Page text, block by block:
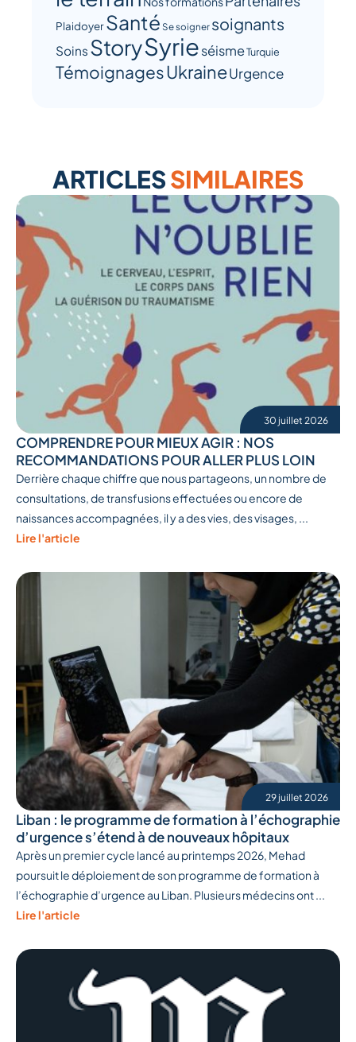
PlaidoyerSanté Se soigner soignants
Soins StorySyrieséismeTurquie
TémoignagesUkraineUrgence
ARTICLESSIMILAIRES
30 juillet 2026
COMPRENDRE POUR MIEUX AGIR : NOS
RECOMMANDATIONS POUR ALLER PLUS LOIN
Derrière chaque chiffre que nous partageons, un nombre de
consultations, de transfusions effectuées ou encore de
naissances accompagnées, il y a des vies, des visages, ...
Lire l'article
29 juillet 2026
Liban : le programme de formation à l’échographie
d’urgence s’étend à de nouveaux hôpitaux
Après un premier cycle lancé au printemps 2026, Mehad
poursuit le déploiement de son programme de formation à
l’échographie d’urgence au Liban. Plusieurs médecins ont ...
Lire l'article